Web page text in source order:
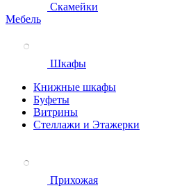
Скамейки
Мебель
Шкафы
Книжные шкафы
Буфеты
Витрины
Стеллажи и Этажерки
Прихожая